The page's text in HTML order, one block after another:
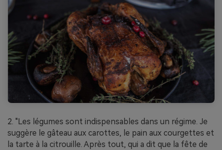
2. "Les légumes sont indispensables dans un régime. Je
suggère le gâteau aux carottes, le pain aux courgettes et
la tarte à la citrouille. Après tout, qui a dit que la fête de